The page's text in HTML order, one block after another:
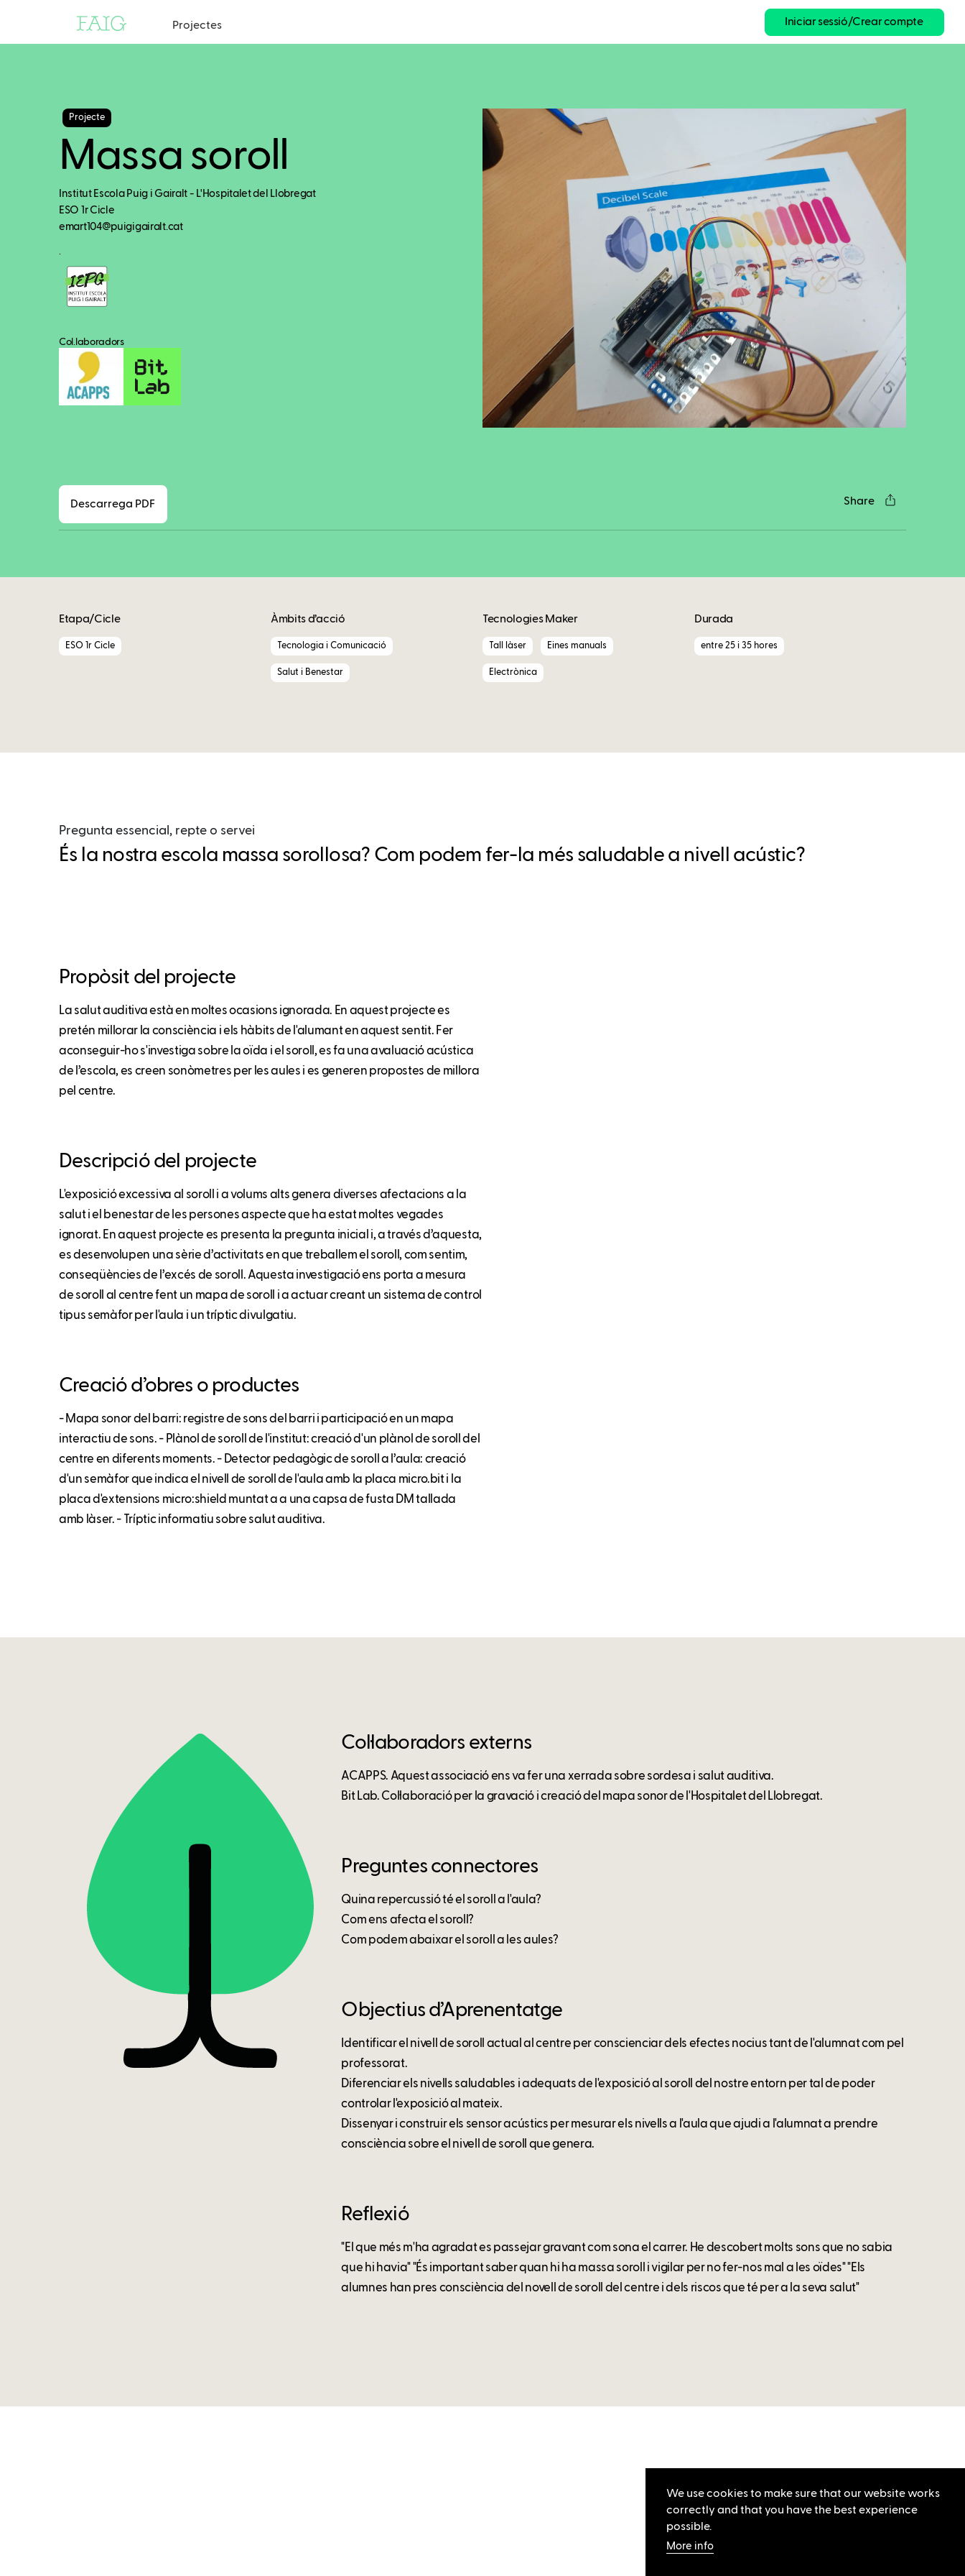
Projectes Iniciar sessió/Crear compte
Projecte
Massa soroll
Institut Escola Puig i Gairalt - L'Hospitalet del Llobregat
ESO 1r Cicle
emart104@puigigairalt.cat
Col.laboradors
Descarrega PDF Share
Facebook
Twitter
LinkedIn
WhatsApp
Reddit
Gmail
Email
Etapa/Cicle
ESO 1r Cicle
Àmbits d’acció
Tecnologia i Comunicació
Salut i Benestar
Tecnologies Maker
Tall làser Eines manuals
Electrònica
Durada
entre 25 i 35 hores
Pregunta essencial, repte o servei
És la nostra escola massa sorollosa? Com podem fer-la més saludable a nivell acústic?
Propòsit del projecte
La salut auditiva està en moltes ocasions ignorada. En aquest projecte es
pretén millorar la consciència i els hàbits de l'alumant en aquest sentit. Fer
aconseguir-ho s'investiga sobre la oïda i el soroll, es fa una avaluació acústica
de l’escola, es creen sonòmetres per les aules i es generen propostes de millora
pel centre.
Descripció del projecte
L'exposició excessiva al soroll i a volums alts genera diverses afectacions a la
salut i el benestar de les persones aspecte que ha estat moltes vegades
ignorat. En aquest projecte es presenta la pregunta inicial i, a través d’aquesta,
es desenvolupen una sèrie d’activitats en que treballem el soroll, com sentim,
conseqüències de l’excés de soroll. Aquesta investigació ens porta a mesura
de soroll al centre fent un mapa de soroll i a actuar creant un sistema de control
tipus semàfor per l'aula i un tríptic divulgatiu.
Creació d’obres o productes
- Mapa sonor del barri: registre de sons del barri i participació en un mapa
interactiu de sons. - Plànol de soroll de l'institut: creació d'un plànol de soroll del
centre en diferents moments. - Detector pedagògic de soroll a l’aula: creació
d'un semàfor que indica el nivell de soroll de l'aula amb la placa micro.bit i la
placa d'extensions micro:shield muntat a a una capsa de fusta DM tallada
amb làser. - Tríptic informatiu sobre salut auditiva.
Col·laboradors externs
ACAPPS. Aquest associació ens va fer una xerrada sobre sordesa i salut auditiva.
Bit Lab. Col·laboració per la gravació i creació del mapa sonor de l'Hospitalet del Llobregat.
Preguntes connectores
Quina repercussió té el soroll a l'aula?
Com ens afecta el soroll?
Com podem abaixar el soroll a les aules?
Objectius d’Aprenentatge
Identificar el nivell de soroll actual al centre per conscienciar dels efectes nocius tant de l'alumnat com pel
professorat.
Diferenciar els nivells saludables i adequats de l'exposició al soroll del nostre entorn per tal de poder
controlar l'exposició al mateix.
Dissenyar i construir els sensor acústics per mesurar els nivells a l'aula que ajudi a l'alumnat a prendre
consciència sobre el nivell de soroll que genera.
Reflexió
"El que més m'ha agradat es passejar gravant com sona el carrer. He descobert molts sons que no sabia
que hi havia" "És important saber quan hi ha massa soroll i vigilar per no fer-nos mal a les oïdes" "Els
alumnes han pres consciència del novell de soroll del centre i dels riscos que té per a la seva salut"
We use cookies to make sure that our website works
correctly and that you have the best experience
possible.
More info